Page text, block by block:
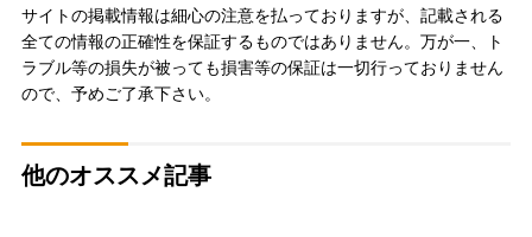
サイトの掲載情報は細心の注意を払っておりますが、記載される
全ての情報の正確性を保証するものではありません。万が一、ト
ラブル等の損失が被っても損害等の保証は一切行っておりません
ので、予めご了承下さい。
他のオススメ記事